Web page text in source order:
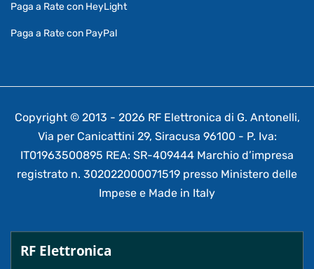
Paga a Rate con HeyLight
Paga a Rate con PayPal
Copyright © 2013 - 2026 RF Elettronica di G. Antonelli,
Via per Canicattini 29, Siracusa 96100 - P. Iva:
IT01963500895 REA: SR-409444 Marchio d’impresa
registrato n. 302022000071519 presso Ministero delle
Impese e Made in Italy
RF Elettronica